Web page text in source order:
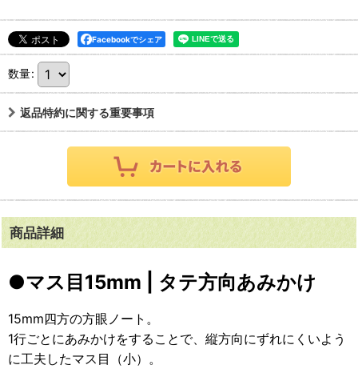
Facebookでシェア
数量:
返品特約に関する重要事項
商品詳細
●マス目15mm | タテ方向あみかけ
15mm四方の方眼ノート。
1行ごとにあみかけをすることで、縦方向にずれにくいよう
に工夫したマス目（小）。